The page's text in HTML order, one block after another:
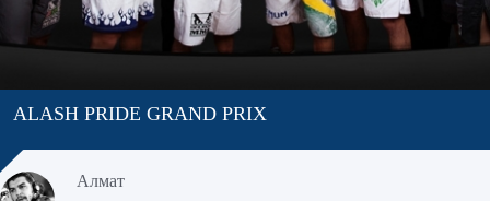
ALASH PRIDE GRAND PRIX
Алмат